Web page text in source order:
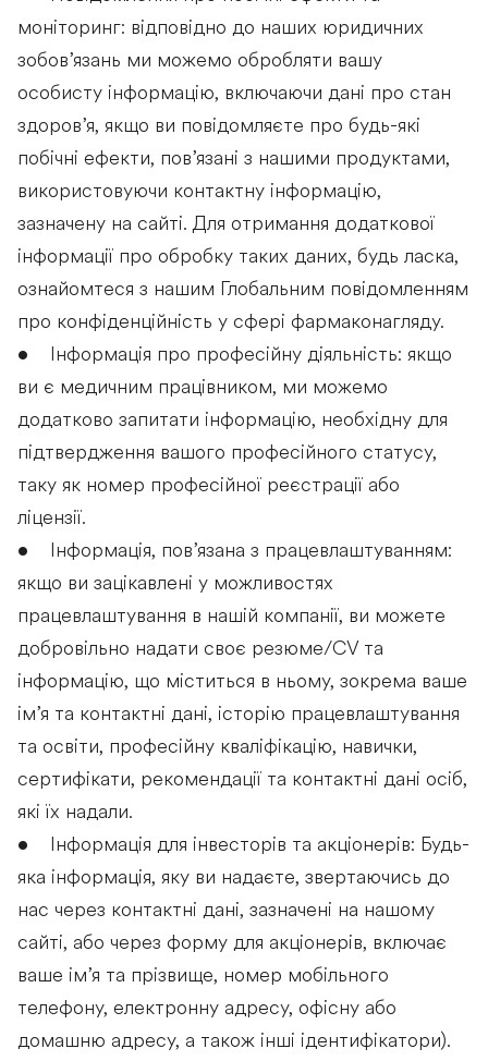
моніторинг: відповідно до наших юридичних
зобов’язань ми можемо обробляти вашу
особисту інформацію, включаючи дані про стан
здоров’я, якщо ви повідомляєте про будь-які
побічні ефекти, пов’язані з нашими продуктами,
використовуючи контактну інформацію,
зазначену на сайті. Для отримання додаткової
інформації про обробку таких даних, будь ласка,
ознайомтеся з нашим Глобальним повідомленням
про конфіденційність у сфері фармаконагляду.
• Інформація про професійну діяльність: якщо
ви є медичним працівником, ми можемо
додатково запитати інформацію, необхідну для
підтвердження вашого професійного статусу,
таку як номер професійної реєстрації або
ліцензії.
• Інформація, пов’язана з працевлаштуванням:
якщо ви зацікавлені у можливостях
працевлаштування в нашій компанії, ви можете
добровільно надати своє резюме/CV та
інформацію, що міститься в ньому, зокрема ваше
ім’я та контактні дані, історію працевлаштування
та освіти, професійну кваліфікацію, навички,
сертифікати, рекомендації та контактні дані осіб,
які їх надали.
• Інформація для інвесторів та акціонерів: Будь-
яка інформація, яку ви надаєте, звертаючись до
нас через контактні дані, зазначені на нашому
сайті, або через форму для акціонерів, включає
ваше ім’я та прізвище, номер мобільного
телефону, електронну адресу, офісну або
домашню адресу, а також інші ідентифікатори).